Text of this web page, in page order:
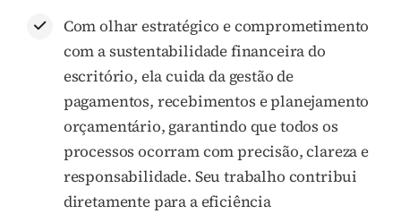
Com olhar estratégico e comprometimento
com a sustentabilidade financeira do
escritório, ela cuida da gestão de
pagamentos, recebimentos e planejamento
orçamentário, garantindo que todos os
processos ocorram com precisão, clareza e
responsabilidade. Seu trabalho contribui
diretamente para a eficiência